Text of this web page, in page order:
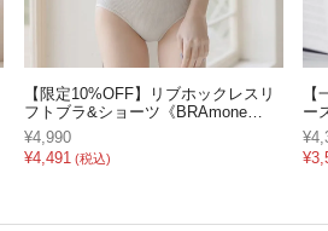
【限定10%OFF】リブホックレスリ
フトブラ&ショーツ《BRAmone
Fashion Glamorous》
¥4,990
¥4,491 (税込)
ー